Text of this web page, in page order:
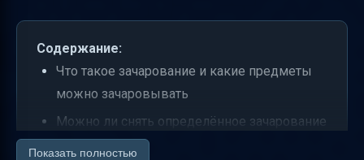
Содержание:
Что такое зачарование и какие предметы
можно зачаровывать
Можно ли снять определённое зачарование
с предмета?
Показать полностью